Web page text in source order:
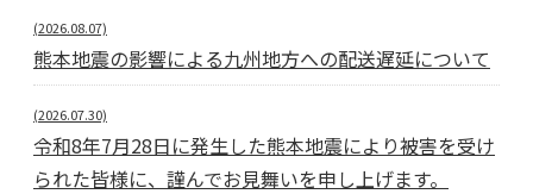
(2026.08.07)
熊本地震の影響による九州地方への配送遅延について
(2026.07.30)
令和8年7月28日に発生した熊本地震により被害を受け
られた皆様に、謹んでお見舞いを申し上げます。